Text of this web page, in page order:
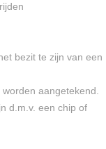
bezit te zijn van een
aangetekend.
d.m.v. een chip of